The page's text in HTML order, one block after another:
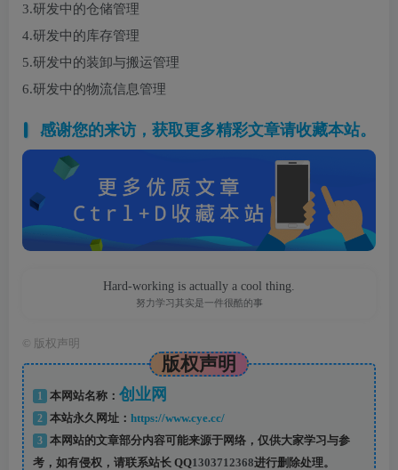
3.研发中的仓储管理
4.研发中的库存管理
5.研发中的装卸与搬运管理
6.研发中的物流信息管理
感谢您的来访，获取更多精彩文章请收藏本站。
Hard-working is actually a cool thing.
努力学习其实是一件很酷的事
版权声明
版权声明
1 本网站名称： 创业网
2 本站永久网址： https://www.cye.cc/
3
本网站的文章部分内容可能来源于网络，仅供大家学习与参
考，如有侵权，请联系站长 QQ1303712368进行删除处理。